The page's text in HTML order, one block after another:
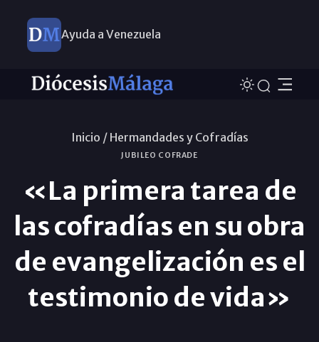
Ayuda a Venezuela
Inicio / Hermandades y Cofradías
JUBILEO COFRADE
«La primera tarea de
las cofradías en su obra
de evangelización es el
testimonio de vida»